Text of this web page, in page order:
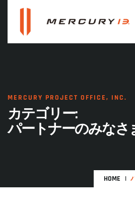
MERCURY PROJECT OFFICE, INC.
カテゴリー:
パートナーのみなさ
HOME